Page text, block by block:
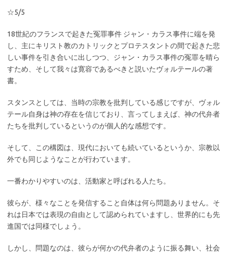
☆5/5
18世紀のフランスで起きた冤罪事件 ジャン・カラス事件に端を発
し、主にキリスト教のカトリックとプロテスタントの間で起きた悲
しい事件を引き合いに出しつつ、ジャン・カラス事件の冤罪を晴ら
すため、そして我々は寛容であるべきと説いたヴォルテールの著
書。
スタンスとしては、当時の宗教を批判している感じですが、ヴォル
テール自身は神の存在を信じており、言ってしまえば、神の代弁者
たちを批判しているというのが個人的な感想です。
そして、この構図は、現代においても続いているというか、宗教以
外でも同じようなことが行わています。
一番わかりやすいのは、活動家と呼ばれる人たち。
彼らが、様々なことを発信すること自体は何ら問題ありません。そ
れは日本では表現の自由として認められていますし、世界的にも先
進国では同様でしょう。
しかし、問題なのは、彼らが何かの代弁者のように振る舞い、社会